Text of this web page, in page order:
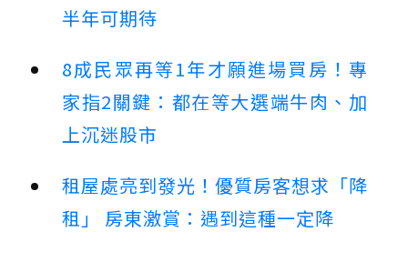
半年可期待
8成民眾再等1年才願進場買房！專
家指2關鍵：都在等大選端牛肉、加
上沉迷股市
租屋處亮到發光！優質房客想求「降
租」 房東激賞：遇到這種一定降